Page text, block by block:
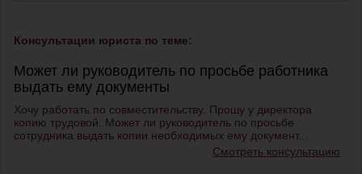
Консультации юриста по теме:
Может ли руководитель по просьбе работника
выдать ему документы
Хочу работать по совместительству. Прошу у директора
копию трудовой. Может ли руководитель по просьбе
сотрудника выдать копии необходимых ему документ...
Смотреть консультацию